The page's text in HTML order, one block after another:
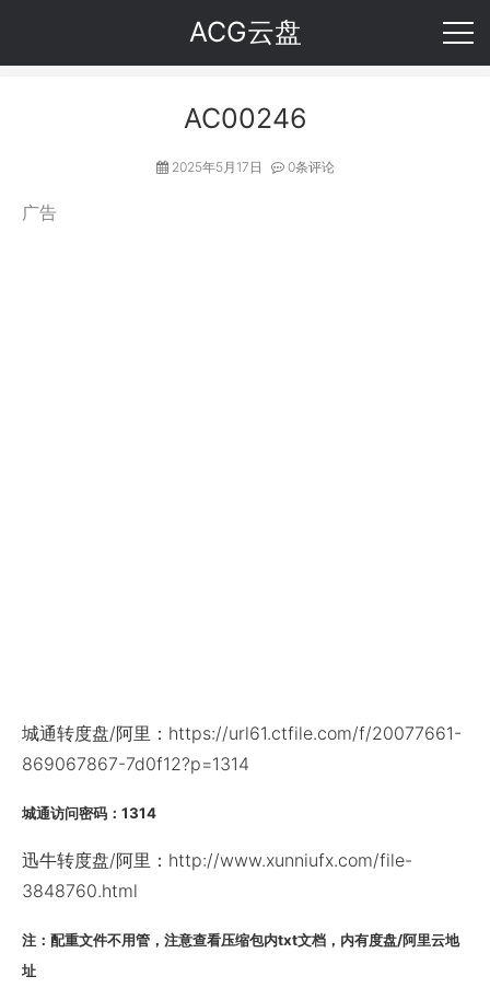
ACG云盘
AC00246
2025年5月17日 0条评论
广告
城通转度盘/阿里：https://url61.ctfile.com/f/20077661-
869067867-7d0f12?p=1314
城通访问密码：1314
迅牛转度盘/阿里：http://www.xunniufx.com/file-
3848760.html
注：配重文件不用管，注意查看压缩包内txt文档，内有度盘/阿里云地
址